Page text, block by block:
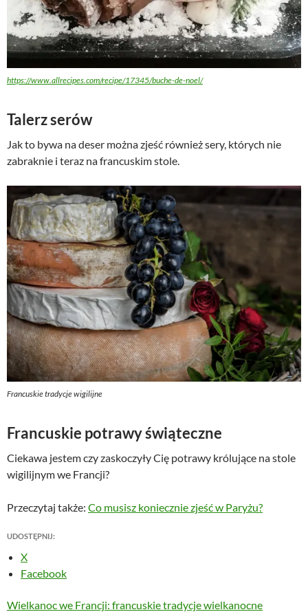
https://www.allrecipes.com/recipe/17345/buche-de-noel/
Talerz serów
Jak to bywa na deser można zjeść również sery, których nie
zabraknie i teraz na francuskim stole.
Francuskie tradycje wigilijne
Francuskie potrawy świąteczne
Ciekawa jestem czy zaskoczyły Cię potrawy królujące na stole
wigilijnym we Francji?
Przeczytaj także: Co musisz koniecznie zjeść w Paryżu?
UDOSTĘPNIJ:
X
Facebook
Wielkanoc we Francji: francuskie tradycje wielkanocne